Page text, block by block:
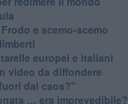
e scemo-scemo
europei e italiani
video da diffondere
dal caos?"
… era imprevedibile?